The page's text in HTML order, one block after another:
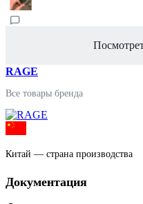
RAGE
Все товары бренда
Китай — страна производства
Документация